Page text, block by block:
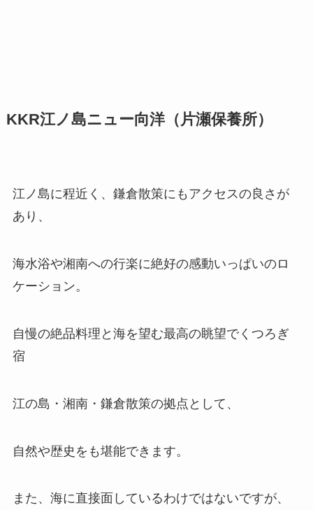
KKR江ノ島ニュー向洋（片瀬保養所）
江ノ島に程近く、鎌倉散策にもアクセスの良さが
あり、
海水浴や湘南への行楽に絶好の感動いっぱいのロ
ケーション。
自慢の絶品料理と海を望む最高の眺望でくつろぎ
宿
江の島・湘南・鎌倉散策の拠点として、
自然や歴史をも堪能できます。
また、海に直接面しているわけではないですが、